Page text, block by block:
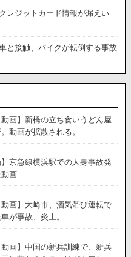
レジットカード情報が漏えい
と接触、バイクが転倒する事故
動画】新橋の立ち食いうどん屋
動画が拡散される。
】京急線横浜駅での人身事故発
画
動画】大崎市、酒気帯び運転で
が事故、炎上。
動画】中国の新兵訓練で、新兵